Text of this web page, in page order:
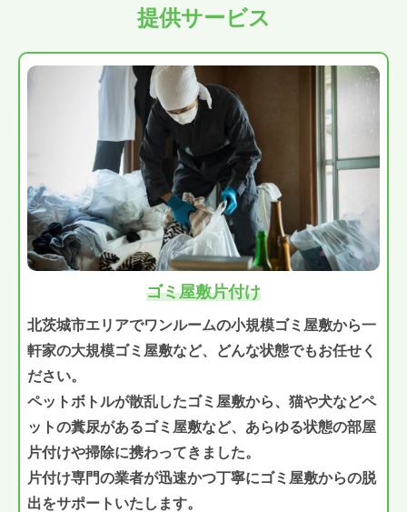
提供サービス
ゴミ屋敷片付け
北茨城市エリアでワンルームの小規模ゴミ屋敷から一
軒家の大規模ゴミ屋敷など、どんな状態でもお任せく
ださい。
ペットボトルが散乱したゴミ屋敷から、猫や犬などペ
ットの糞尿があるゴミ屋敷など、あらゆる状態の部屋
片付けや掃除に携わってきました。
片付け専門の業者が迅速かつ丁寧にゴミ屋敷からの脱
出をサポートいたします。